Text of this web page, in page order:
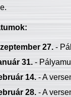
27.-
31.-
14.- A
28.- A